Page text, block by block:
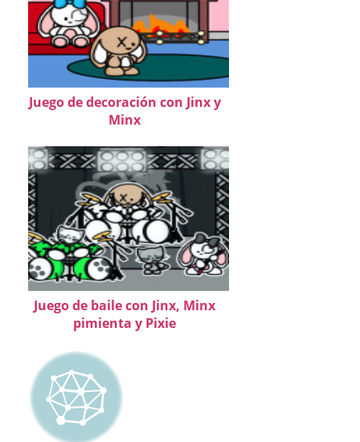
Juego de decoración con Jinx y
Minx
Juego de baile con Jinx, Minx
pimienta y Pixie